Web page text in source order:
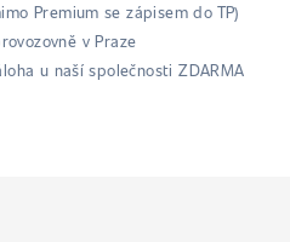
Premium se zápisem do TP)
v Praze
u naší společnosti ZDARMA